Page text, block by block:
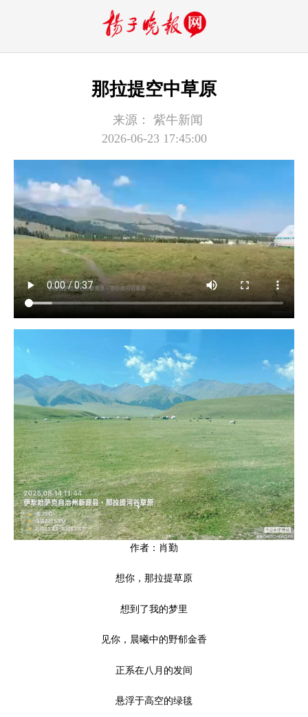
那拉提空中草原
来源：
紫牛新闻
2026-06-23 17:45:00
作者：肖勤
想你，那拉提草原
想到了我的梦里
见你，晨曦中的野郁金香
正系在八月的发间
悬浮于高空的绿毯